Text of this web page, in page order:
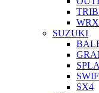
WRX
SUZUKI
SX4